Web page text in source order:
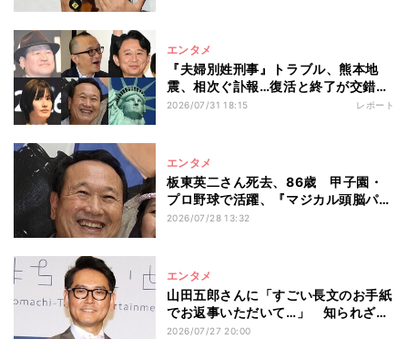
エンタメ
『夫婦別姓刑事』トラブル、熊本地
震、相次ぐ訃報…復活と終了が交錯
【7月テレビ界五大ニュース】
2026/07/31 18:15 レポート
エンタメ
板東英二さん死去、86歳 甲子園・
プロ野球で活躍、『マジカル頭脳パワ
ー!!』の司会も
2026/07/28 13:32
エンタメ
山田五郎さんに「すごい長文のお手紙
でお返事いただいて…」 知られざる
交流秘話をナイツ土屋が告白「優しい
2026/07/27 20:00